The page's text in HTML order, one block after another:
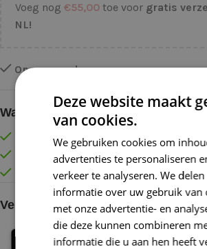
Voeg nog €55,00 toe voor gratis
NL!
Op voorraad
Waarom kopen bij de Wolkast?
Lage verzendkosten vanaf € 4,99
Gratis verzonden vanaf €55,-
Vóór 16:30 besteld = Zelfde (werk)dag
Veilig online betalen
Deze website maakt
van cookies.
We gebruiken cookies om
advertenties te personaliseren
verkeer te analyseren. We
informatie over uw gebruik van
met onze advertentie- en
die deze kunnen combineren
informatie die u aan hen heeft